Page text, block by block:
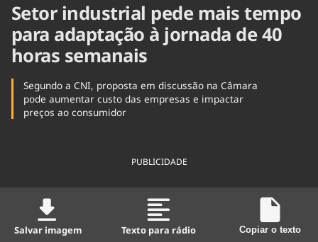
Setor industrial pede mais tempo
para adaptação à jornada de 40
horas semanais
Segundo a CNI, proposta em discussão na Câmara
pode aumentar custo das empresas e impactar
preços ao consumidor
PUBLICIDADE
Salvar imagem Texto para rádio Copiar o texto